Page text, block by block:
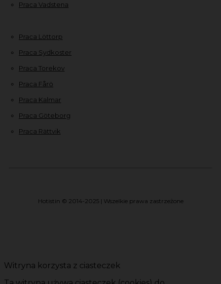
Praca Vadstena
Praca Löttorp
Praca Sydkoster
Praca Torekov
Praca Fårö
Praca Kalmar
Praca Göteborg
Praca Rättvik
Hotistin © 2014-2025 | Wszelkie prawa zastrzeżone
Witryna korzysta z ciasteczek